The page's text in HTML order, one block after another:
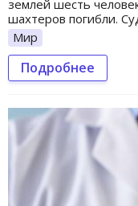
землей шесть
шахтеров погибли.
Мир
Подробнее